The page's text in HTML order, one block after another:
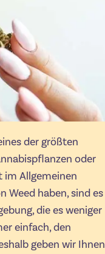
der größten
oder
im Allgemeinen
Weed haben, sind es
die es weniger
einfach, den
geben wir Ihnen